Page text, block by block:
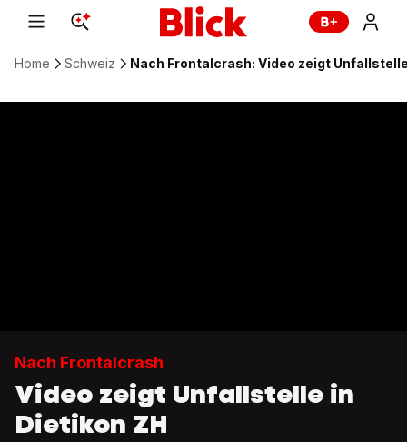
Home Schweiz Nach Frontalcrash: Video zeigt
Nach Frontalcrash
Video zeigt Unfallstelle in
Dietikon ZH